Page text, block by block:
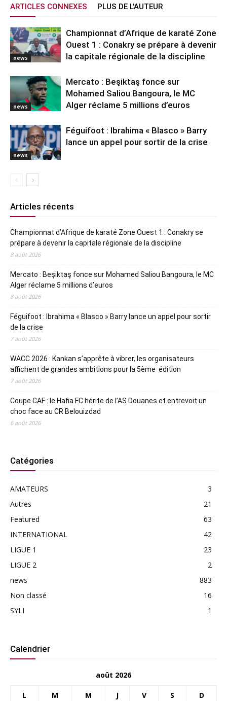
ARTICLES CONNEXES PLUS DE L'AUTEUR
news
Championnat d’Afrique de karaté Zone
Ouest 1 : Conakry se prépare à devenir
la capitale régionale de la discipline
news
Mercato : Beşiktaş fonce sur
Mohamed Saliou Bangoura, le MC
Alger réclame 5 millions d’euros
news
Féguifoot : Ibrahima « Blasco » Barry
lance un appel pour sortir de la crise
Articles récents
Championnat d’Afrique de karaté Zone Ouest 1 : Conakry se
prépare à devenir la capitale régionale de la discipline
8 août 2026
Mercato : Beşiktaş fonce sur Mohamed Saliou Bangoura, le MC
Alger réclame 5 millions d’euros
8 août 2026
Féguifoot : Ibrahima « Blasco » Barry lance un appel pour sortir
de la crise
7 août 2026
WACC 2026 : Kankan s’apprête à vibrer, les organisateurs
affichent de grandes ambitions pour la 5ème édition
7 août 2026
Coupe CAF : le Hafia FC hérite de l’AS Douanes et entrevoit un
choc face au CR Belouizdad
6 août 2026
Catégories
AMATEURS
3
Autres
21
Featured
63
INTERNATIONAL
42
LIGUE 1
23
LIGUE 2
2
news
883
Non classé
16
SYLI
1
Calendrier
août 2026
L M M J V S D